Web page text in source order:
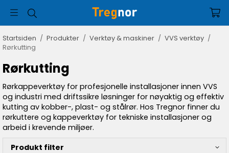
Startsiden / Produkter / Verktøy & maskiner / VVS verktøy /
Rørkutting
Rørkutting
Rørkappeverktøy for profesjonelle installasjoner innen VVS
og industri med driftssikre løsninger for nøyaktig og effektiv
kutting av kobber-, plast- og stålrør. Hos Tregnor finner du
rørkuttere og kappeverktøy for tekniske installasjoner og
arbeid i krevende miljøer.
Produkt filter